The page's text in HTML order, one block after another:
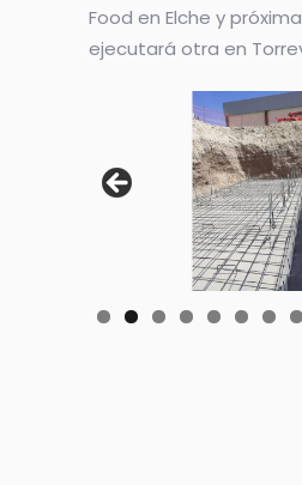
Food en Elche y
ejecutará otra en